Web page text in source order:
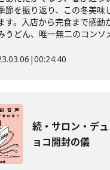
節を振り返り、この冬美味
す。入店から完食まで感動
うどん、唯一無二のコンソ
|00:24:40
続・サロン・デ
ョコ開封の儀